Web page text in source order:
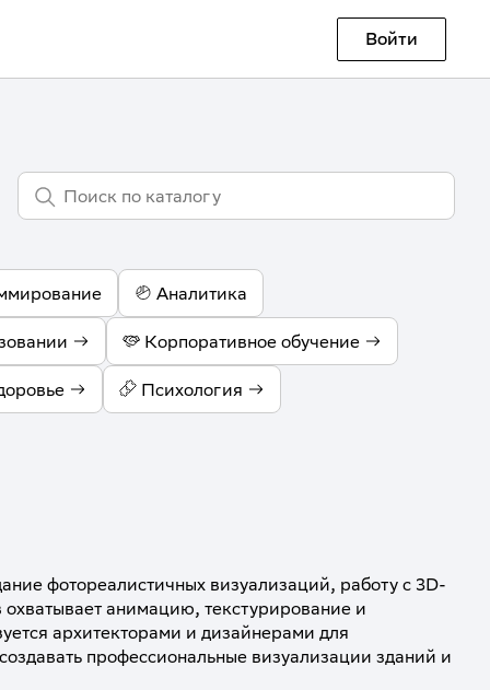
Войти
Аналитика
Корпоративное обучение
Психология
фотореалистичных визуализаций, работу с 3D-
анимацию, текстурирование и
архитекторами и дизайнерами для
профессиональные визуализации зданий и